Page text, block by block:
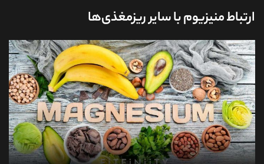
ارتباط منیزیوم با سایر ریزمغذی‌ها